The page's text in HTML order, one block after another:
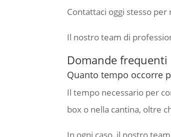
Contattaci oggi stesso
Il nostro team di
Domande frequenti
Quanto tempo occorre
Il tempo necessario per
box o nella cantina, oltre
In ogni caso, il nostro